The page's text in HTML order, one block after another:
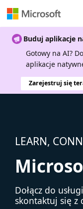
Buduj aplikacje
Gotowy na AI?
aplikacje
Zarejestruj się
LEARN,
Dołącz do
skontaktuj się z